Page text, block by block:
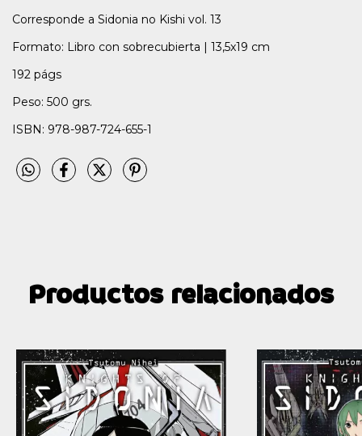
Corresponde a Sidonia no Kishi vol. 13
Formato: Libro con sobrecubierta | 13,5x19 cm
192 págs
Peso: 500 grs.
ISBN: 978-987-724-655-1
Productos relacionados